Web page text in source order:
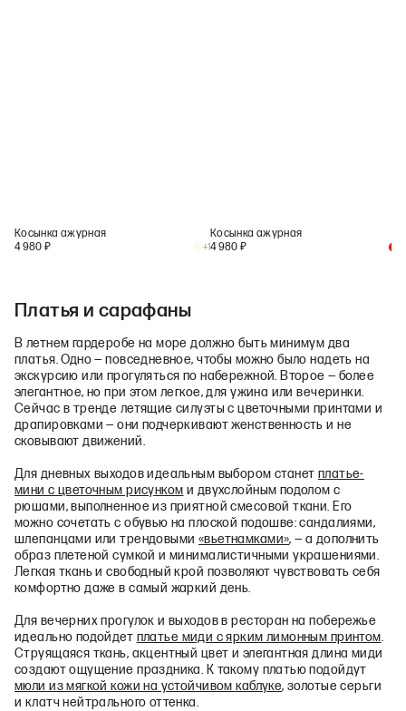
Косынка ажурная
4 980 ₽ +1
Косынка ажурная
4 980 ₽
Платья и сарафаны
В летнем гардеробе на море должно быть минимум два
платья. Одно — повседневное, чтобы можно было надеть на
экскурсию или прогуляться по набережной. Второе — более
элегантное, но при этом легкое, для ужина или вечеринки.
Сейчас в тренде летящие силуэты с цветочными принтами и
драпировками — они подчеркивают женственность и не
сковывают движений.
Для дневных выходов идеальным выбором станет платье-
мини с цветочным рисунком и двухслойным подолом с
рюшами, выполненное из приятной смесовой ткани. Его
можно сочетать с обувью на плоской подошве: сандалиями,
шлепанцами или трендовыми «вьетнамками», — а дополнить
образ плетеной сумкой и минималистичными украшениями.
Легкая ткань и свободный крой позволяют чувствовать себя
комфортно даже в самый жаркий день.
Для вечерних прогулок и выходов в ресторан на побережье
идеально подойдет платье миди с ярким лимонным принтом.
Струящаяся ткань, акцентный цвет и элегантная длина миди
создают ощущение праздника. К такому платью подойдут
мюли из мягкой кожи на устойчивом каблуке, золотые серьги
и клатч нейтрального оттенка.